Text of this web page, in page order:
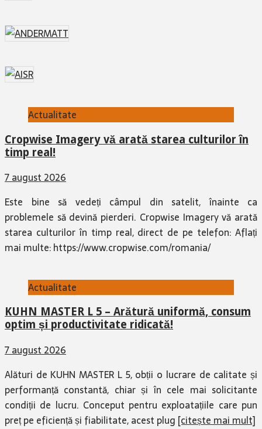
Actualitate
Cropwise Imagery vă arată starea culturilor în
timp real!
7 august 2026
Este bine să vedeți câmpul din satelit, înainte ca
problemele să devină pierderi. Cropwise Imagery vă arată
starea culturilor în timp real, direct de pe telefon: Aflați
mai multe: https://www.cropwise.com/romania/
Actualitate
KUHN MASTER L 5 – Arătură uniformă, consum
optim și productivitate ridicată!
7 august 2026
Alături de KUHN MASTER L 5, obții o lucrare de calitate și
performanță constantă, chiar și în cele mai solicitante
condiții de lucru. Conceput pentru exploatațiile care pun
preț pe eficiență și fiabilitate, acest plug [citește mai mult]